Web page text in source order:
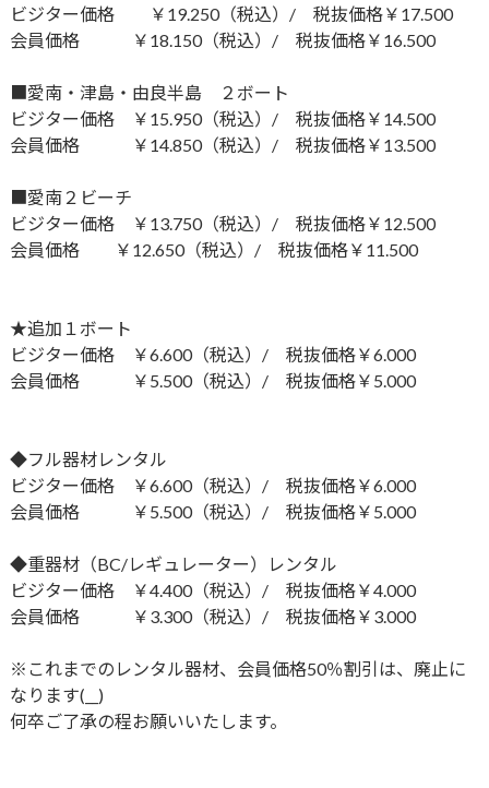
ビジター価格 ￥19.250（税込）/ 税抜価格￥17.500
会員価格 ￥18.150（税込）/ 税抜価格￥16.500
■愛南・津島・由良半島 ２ボート
ビジター価格 ￥15.950（税込）/ 税抜価格￥14.500
会員価格 ￥14.850（税込）/ 税抜価格￥13.500
■愛南２ビーチ
ビジター価格 ￥13.750（税込）/ 税抜価格￥12.500
会員価格 ￥12.650（税込）/ 税抜価格￥11.500
★追加１ボート
ビジター価格 ￥6.600（税込）/ 税抜価格￥6.000
会員価格 ￥5.500（税込）/ 税抜価格￥5.000
◆フル器材レンタル
ビジター価格 ￥6.600（税込）/ 税抜価格￥6.000
会員価格 ￥5.500（税込）/ 税抜価格￥5.000
◆重器材（BC/レギュレーター）レンタル
ビジター価格 ￥4.400（税込）/ 税抜価格￥4.000
会員価格 ￥3.300（税込）/ 税抜価格￥3.000
※これまでのレンタル器材、会員価格50％割引は、廃止に
なります(__)
何卒ご了承の程お願いいたします。